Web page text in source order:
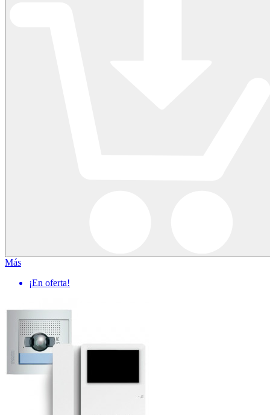
Más
¡En oferta!